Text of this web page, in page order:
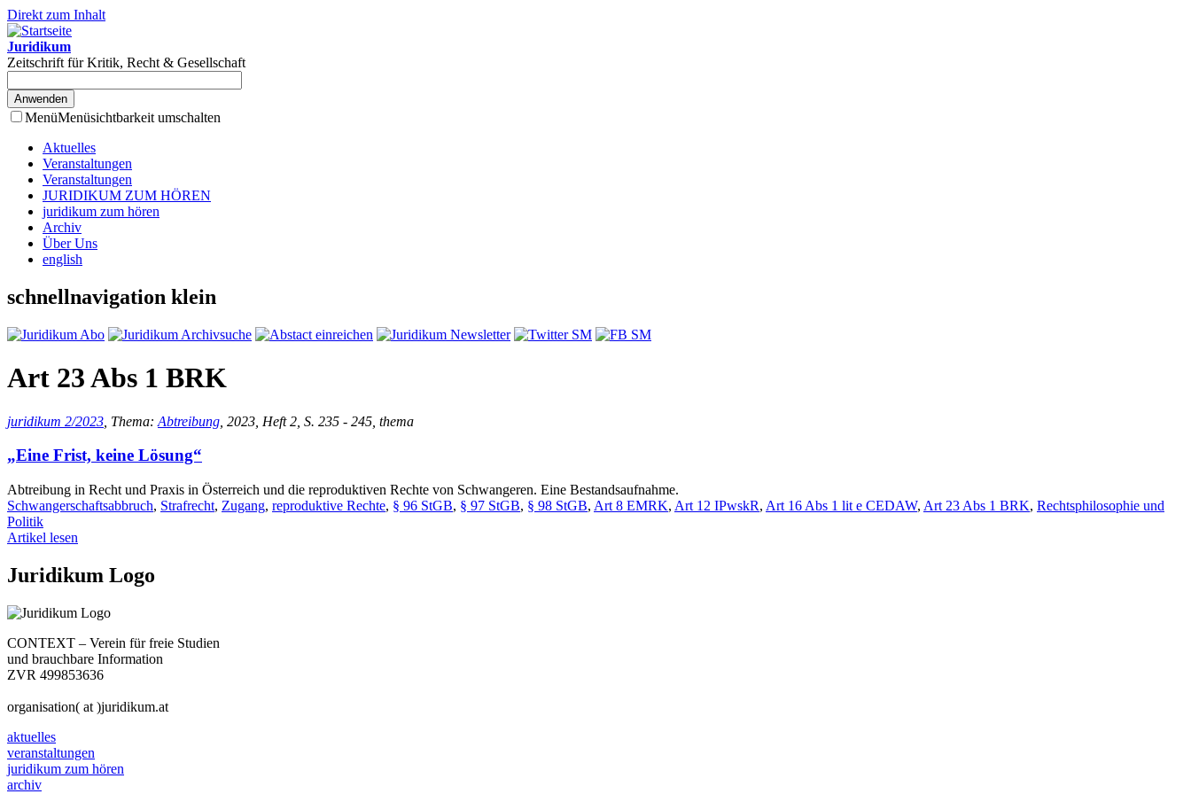
Direkt zum Inhalt
Juridikum
Zeitschrift für Kritik, Recht & Gesellschaft
MenüMenüsichtbarkeit umschalten
Aktuelles
Veranstaltungen
Veranstaltungen
JURIDIKUM ZUM HÖREN
juridikum zum hören
Archiv
Über Uns
english
schnellnavigation klein
Art 23 Abs 1 BRK
juridikum 2/2023 , Thema: Abtreibung , 2023, Heft 2, S. 235 - 245, thema
„Eine Frist, keine Lösung“
Abtreibung in Recht und Praxis in Österreich und die reproduktiven Rechte von Schwangeren. Eine Bestandsaufnahme.
Schwangerschaftsabbruch, Strafrecht, Zugang, reproduktive Rechte, § 96 StGB, § 97 StGB, § 98 StGB, Art 8 EMRK, Art 12 IPwskR, Art 16 Abs 1 lit e CEDAW, Art 23 Abs 1 BRK, Rechtsphilosophie und
Politik
Artikel lesen
Juridikum Logo
CONTEXT – Verein für freie Studien
und brauchbare Information
ZVR 499853636
organisation( at )juridikum.at
aktuelles
veranstaltungen
juridikum zum hören
archiv